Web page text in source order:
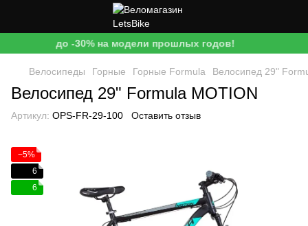
до -30% на модели прошлых годов!
Велосипеды Горные Горные Formula Велосипед 29"
Велосипед 29" Formula MOTION
Артикул: OPS-FR-29-100 Оставить отзыв
−5%
6
6